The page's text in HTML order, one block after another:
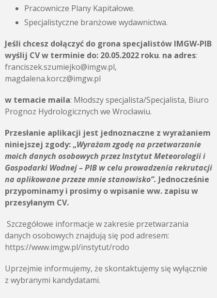
Pracownicze Plany Kapitałowe.
Specjalistyczne branżowe wydawnictwa.
Jeśli chcesz dołączyć do grona specjalistów IMGW-PIB
wyślij CV w terminie do: 20.05.2022 roku. na adres:
franciszek.szumiejko@imgw.pl,
magdalena.korcz@imgw.pl
w temacie maila: Młodszy specjalista/Specjalista, Biuro
Prognoz Hydrologicznych we Wrocławiu.
Przesłanie aplikacji jest jednoznaczne z wyrażaniem
niniejszej zgody: „Wyrażam zgodę na przetwarzanie
moich danych osobowych przezInstytut Meteorologii i
Gospodarki Wodnej – PIB w celu prowadzenia rekrutacji
na aplikowane przeze mnie stanowisko”. Jednocześnie
przypominamy i prosimy o wpisanie ww. zapisu w
przesyłanym CV.
Szczegółowe informacje w zakresie przetwarzania
danych osobowych znajdują się pod adresem:
https://www.imgw.pl/instytut/rodo
Uprzejmie informujemy, że skontaktujemy się wyłącznie
z wybranymi kandydatami.